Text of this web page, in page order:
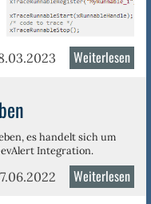
Weiterlesenüber
Bare-
Metall
es handelt sich um
Integration.
Weiterlesenüber